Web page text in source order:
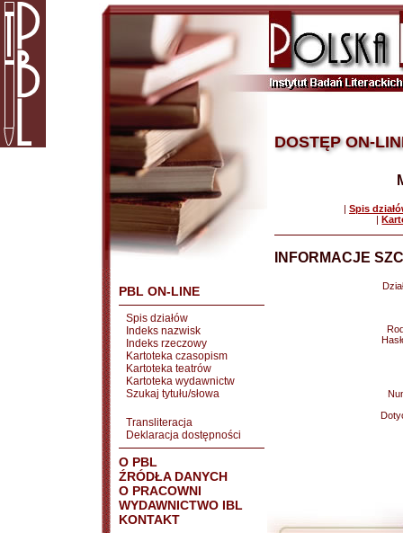
PBL ON-LINE
Spis działów
Indeks nazwisk
Indeks rzeczowy
Kartoteka czasopism
Kartoteka teatrów
Kartoteka wydawnictw
Szukaj tytułu/słowa
Transliteracja
Deklaracja dostępności
O PBL
ŹRÓDŁA DANYCH
O PRACOWNI
WYDAWNICTWO IBL
KONTAKT
DOSTĘP ON-
| Spis
|
INFORMACJE